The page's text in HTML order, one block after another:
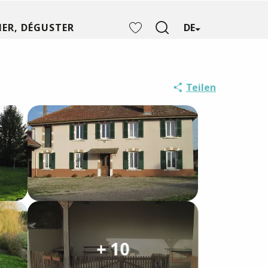
DE
DÉGUSTER
Teilen
+ 10